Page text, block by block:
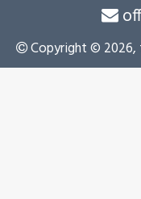
Copyright © 2026,